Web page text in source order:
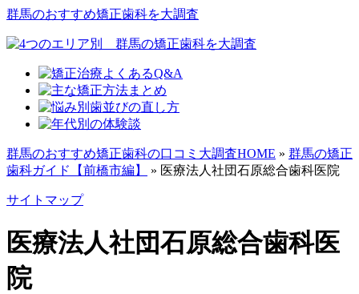
群馬のおすすめ矯正歯科を大調査
群馬のおすすめ矯正歯科の口コミ大調査HOME » 群馬の矯正
歯科ガイド【前橋市編】
» 医療法人社団石原総合歯科医院
サイトマップ
医療法人社団石原総合歯科医
院